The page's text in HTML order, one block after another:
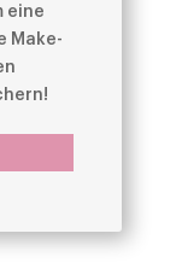
eine
Make-